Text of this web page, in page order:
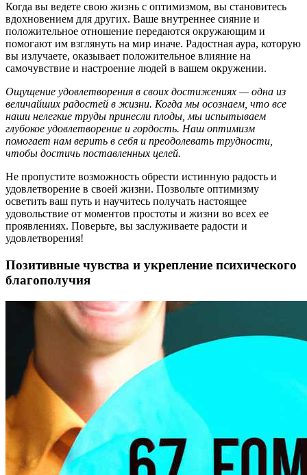
Когда вы ведете свою жизнь с оптимизмом, вы становитесь
вдохновением для других. Ваше внутреннее сияние и
положительное отношение передаются окружающим и
помогают им взглянуть на мир иначе. Радостная аура, которую
вы излучаете, оказывает положительное влияние на
самочувствие и настроение людей в вашем окружении.
Ощущение удовлетворения в своих достижениях — одна из
величайших радостей в жизни. Когда мы осознаем, что все
наши нелегкие труды принесли плоды, мы испытываем
глубокое удовлетворение и гордость. Наш оптимизм
помогает нам верить в себя и преодолевать трудности,
чтобы достичь поставленных целей.
Не пропустите возможность обрести истинную радость и
удовлетворение в своей жизни. Позвольте оптимизму
осветить ваш путь и научитесь получать настоящее
удовольствие от моментов простоты и жизни во всех ее
проявлениях. Поверьте, вы заслуживаете радости и
удовлетворения!
Позитивные чувства и укрепление психического
благополучия